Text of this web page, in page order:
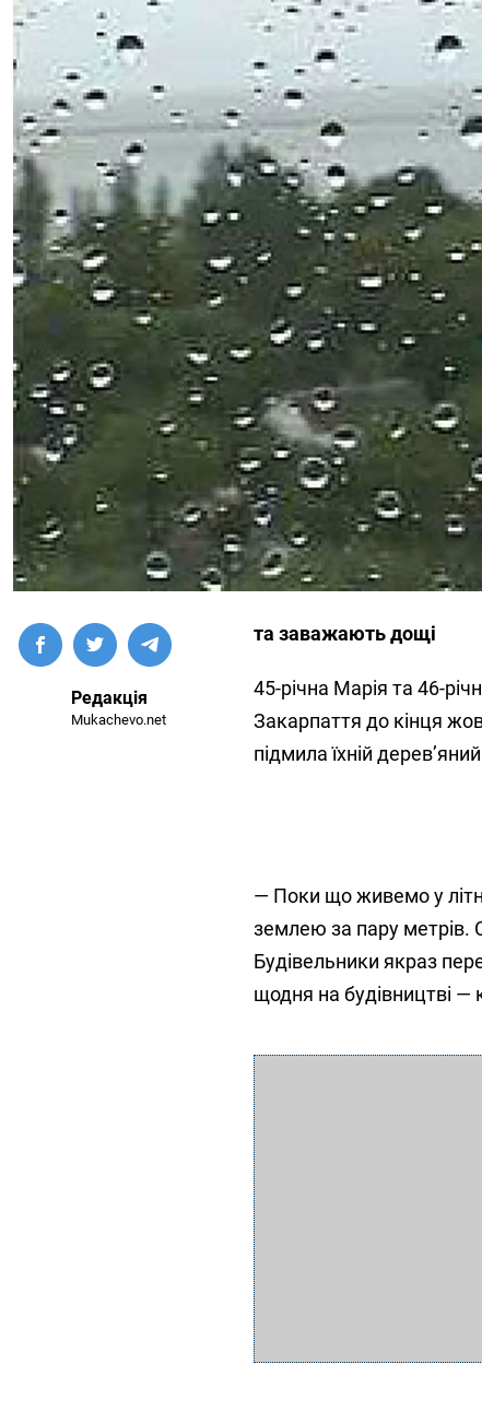
Редакція
Mukachevo.net
та заважають дощі
45-річна Марія та 46-
Закарпаття до кінця
підмила їхній
— Поки що живемо у
землею за пару метрів.
Будівельники якраз
щодня на будівництві